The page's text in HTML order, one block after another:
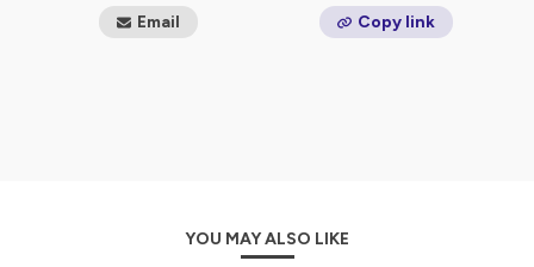
Email Copy link
YOU MAY ALSO LIKE